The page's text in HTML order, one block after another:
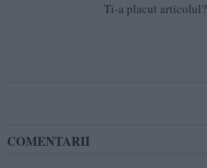
Ti-a placut articolul?
COMENTARII